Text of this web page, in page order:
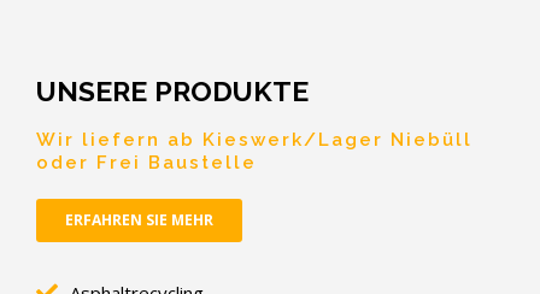
UNSERE PRODUKTE
Wir liefern ab Kieswerk/Lager Niebüll
oder Frei Baustelle
ERFAHREN SIE MEHR